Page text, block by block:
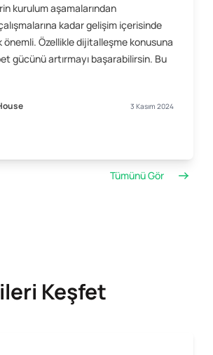
kurulum aşamalarından
kadar gelişim içerisinde
önemli. Özellikle dijitalleşme konusuna
gücünü artırmayı başarabilirsin. Bu
3 Kasım 2024
Tümünü Gör
Keşfet